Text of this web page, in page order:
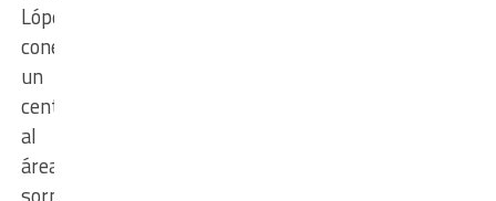
López
conectó
un
centro
al
área,